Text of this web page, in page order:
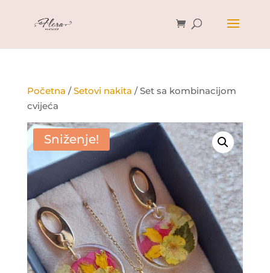
Početna /Setovi nakita / Set sa kombinacijom
cvijeća
Sniženje!